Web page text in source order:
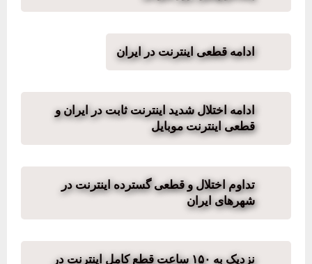
ادامه قطعی اینترنت در ایران
ادامه اختلال شدید اینترنت ثابت در ایران و
قطعی اینترنت موبایل
تداوم اختلال و قطعی گسترده اینترنت در
شهرهای ایران
نزدیک به ۱۵۰ ساعت قطع کامل اینترنت در